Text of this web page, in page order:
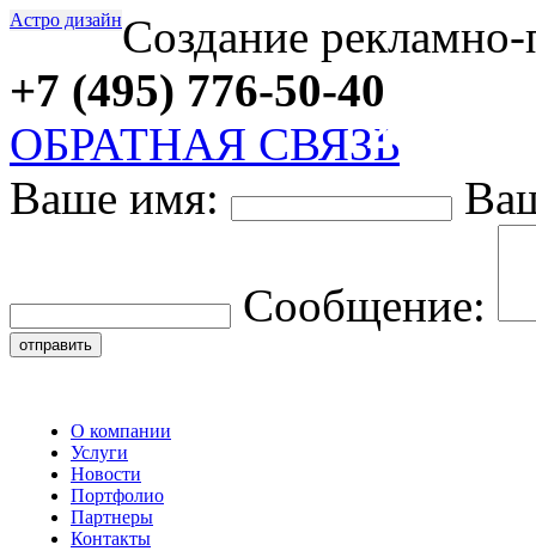
27
Астро дизайнСоздание
+7 (495) 776-50-40
ОБРАТНАЯ СВЯЗЬ
Ваше имя:
Сообщение:
О компании
Услуги
Новости
Портфолио
Партнеры
Контакты